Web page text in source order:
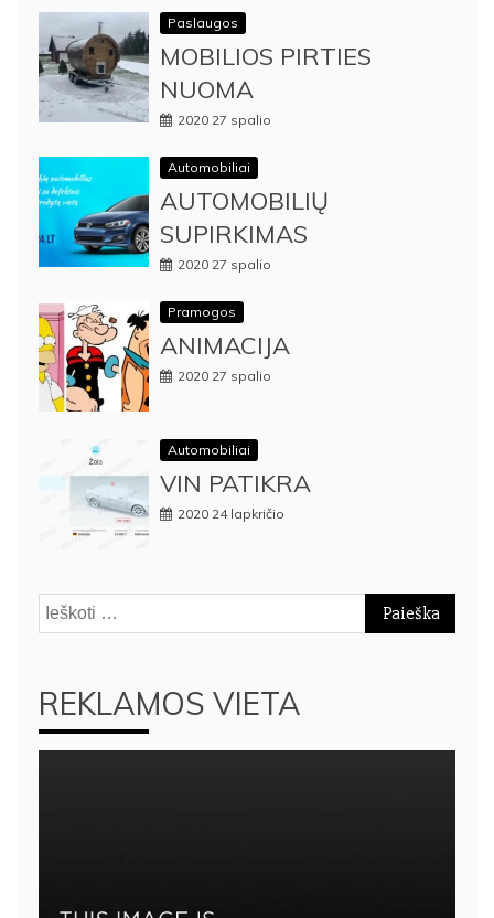
Paslaugos
MOBILIOS PIRTIES
NUOMA
2020 27 spalio
Automobiliai
AUTOMOBILIŲ
SUPIRKIMAS
2020 27 spalio
Pramogos
ANIMACIJA
2020 27 spalio
Automobiliai
VIN PATIKRA
2020 24 lapkričio
Ieškoti:
REKLAMOS VIETA